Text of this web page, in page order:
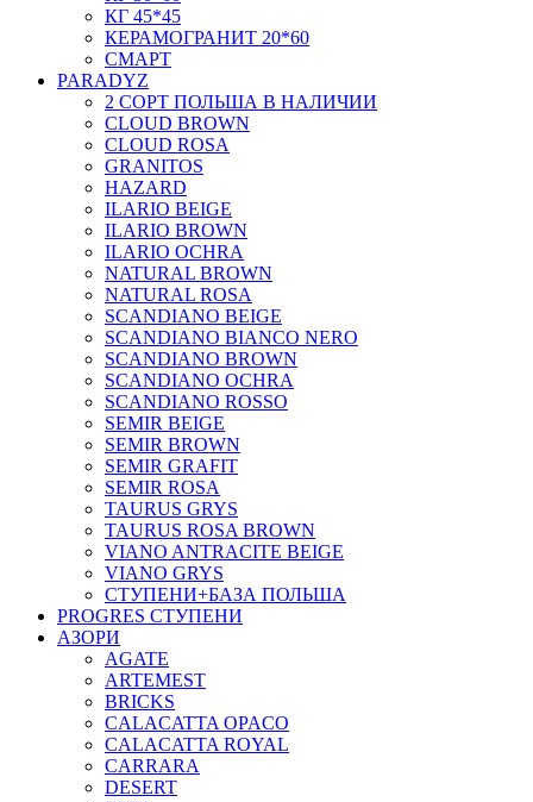
КГ 45*45
КЕРАМОГРАНИТ 20*60
СМАРТ
PARADYZ
2 СОРТ ПОЛЬША В НАЛИЧИИ
CLOUD BROWN
CLOUD ROSA
GRANITOS
HAZARD
ILARIO BEIGE
ILARIO BROWN
ILARIO OCHRA
NATURAL BROWN
NATURAL ROSA
SCANDIANO BEIGE
SCANDIANO BIANCO NERO
SCANDIANO BROWN
SCANDIANO OCHRA
SCANDIANO ROSSO
SEMIR BEIGE
SEMIR BROWN
SEMIR GRAFIT
SEMIR ROSA
TAURUS GRYS
TAURUS ROSA BROWN
VIANO ANTRACITE BEIGE
VIANO GRYS
СТУПЕНИ+БАЗА ПОЛЬША
PROGRES СТУПЕНИ
АЗОРИ
AGATE
ARTEMEST
BRICKS
CALACATTA OPACO
CALACATTA ROYAL
CARRARA
DESERT